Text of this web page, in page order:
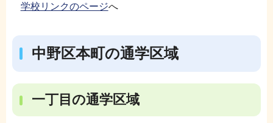
学校リンクのページへ
中野区本町の通学区域
一丁目の通学区域